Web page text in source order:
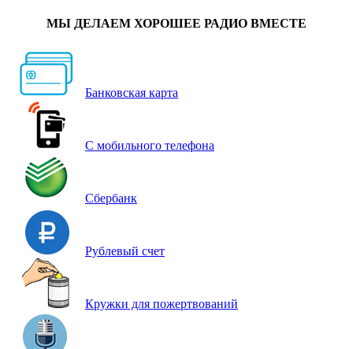
МЫ ДЕЛАЕМ ХОРОШЕЕ РАДИО ВМЕСТЕ
Банковская карта
С мобильного телефона
Сбербанк
Рублевый счет
Кружки для пожертвований